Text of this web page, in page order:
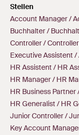
Stellen
Account Manager /
Buchhalter /
Controller /
Executive Assistent
HR Assistent / HR
HR Manager / HR
HR Business Partner
HR Generalist / HR
Junior Controller /
Key Account